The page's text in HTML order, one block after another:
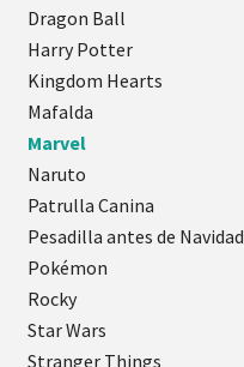
Dragon Ball
Harry Potter
Kingdom Hearts
Mafalda
Marvel
Naruto
Patrulla Canina
Pesadilla antes de Navidad
Pokémon
Rocky
Star Wars
Stranger Things